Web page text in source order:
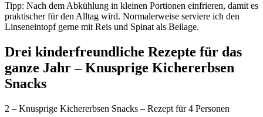
Tipp: Nach dem Abkühlung in kleinen Portionen einfrieren, damit es
praktischer für den Alltag wird. Normalerweise serviere ich den
Linseneintopf gerne mit Reis und Spinat als Beilage.
Drei kinderfreundliche Rezepte für das
ganze Jahr – Knusprige Kichererbsen
Snacks
2 – Knusprige Kichererbsen Snacks – Rezept für 4 Personen